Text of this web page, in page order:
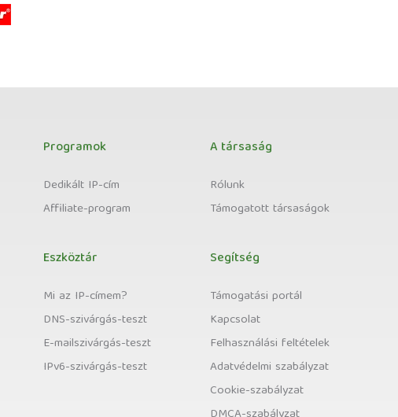
Programok
Dedikált IP-cím
Affiliate-program
Eszköztár
Mi az IP-címem?
DNS-szivárgás-teszt
E-mailszivárgás-teszt
IPv6-szivárgás-teszt
A társaság
Rólunk
Támogatott társaságok
Segítség
Támogatási portál
Kapcsolat
Felhasználási feltételek
Adatvédelmi szabályzat
Cookie-szabályzat